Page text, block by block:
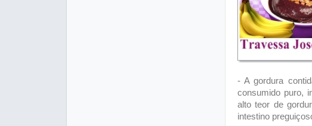
- A gordura
consumido puro,
alto teor de
intestino